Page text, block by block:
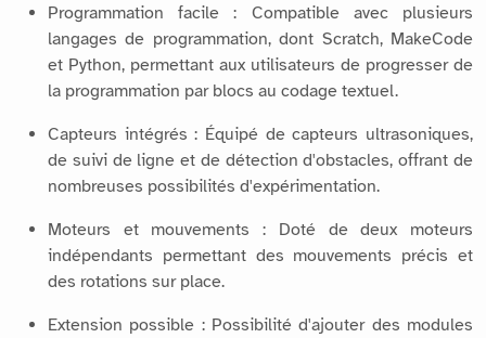
Programmation facile : Compatible avec plusieurs
langages de programmation, dont Scratch, MakeCode
et Python, permettant aux utilisateurs de progresser de
la programmation par blocs au codage textuel.
Capteurs intégrés : Équipé de capteurs ultrasoniques,
de suivi de ligne et de détection d'obstacles, offrant de
nombreuses possibilités d'expérimentation.
Moteurs et mouvements : Doté de deux moteurs
indépendants permettant des mouvements précis et
des rotations sur place.
Extension possible : Possibilité d'ajouter des modules